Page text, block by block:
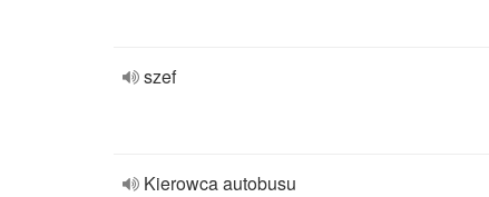
szef
Kierowca autobusu